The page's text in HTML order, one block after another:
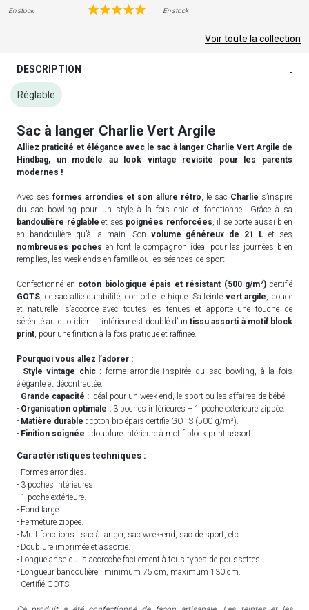
En stock En stock
Voir toute la collection
DESCRIPTION -
Réglable
Sac à langer Charlie Vert Argile
Alliez praticité et élégance avec le sac à langer Charlie Vert Argile de
Hindbag, un modèle au look vintage revisité pour les parents
modernes !
Avec sesformes arrondies et son allure rétro , le sac Charlie s’inspire
du sac bowling pour un style à la fois chic et fonctionnel. Grâce à sa
bandoulière réglable et ses poignées renforcées , il se porte aussi bien
en bandoulière qu’à la main. Son volume généreux de 21 L et ses
nombreuses poches en font le compagnon idéal pour les journées bien
remplies, les week-ends en famille ou les séances de sport.
Confectionné en coton biologique épais et résistant (500 g/m²) certifié
GOTS , ce sac allie durabilité, confort et éthique. Sa teinte vert argile
, douce
et naturelle, s’accorde avec toutes les tenues et apporte une touche de
sérénité au quotidien. L’intérieur est doublé d’untissu assorti à motif block
print , pour une finition à la fois pratique et raffinée.
Pourquoi vous allez l’adorer :
- Style vintage chic : forme arrondie inspirée du sac bowling, à la fois
élégante et décontractée.
- Grande capacité : idéal pour un week-end, le sport ou les affaires de bébé.
- Organisation optimale : 3 poches intérieures + 1 poche extérieure zippée.
- Matière durable : coton bio épais certifié GOTS (500 g/m²).
- Finition soignée : doublure intérieure à motif block print assorti.
Caractéristiques techniques :
- Formes arrondies.
- 3 poches intérieures.
- 1 poche extérieure.
- Fond large.
- Fermeture zippée.
- Multifonctions : sac à langer, sac week-end, sac de sport, etc.
- Doublure imprimée et assortie.
- Longue anse qui s'accroche facilement à tous types de poussettes.
- Longueur bandoulière : minimum 75 cm, maximum 130 cm.
- Certifié GOTS.